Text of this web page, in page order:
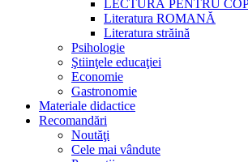
LECTURĂ PENTRU
Literatura ROMANĂ
Literatura străină
Psihologie
Ştiinţele educaţiei
Economie
Gastronomie
Materiale didactice
Recomandări
Noutăţi
Cele mai vândute